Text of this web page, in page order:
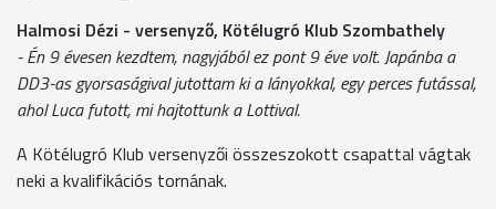
Halmosi Dézi - versenyző, Kötélugró Klub Szombathely
- Én 9 évesen kezdtem, nagyjából ez pont 9 éve volt. Japánba a
DD3-as gyorsaságival jutottam ki a lányokkal, egy perces futással,
ahol Luca futott, mi hajtottunk a Lottival.
A Kötélugró Klub versenyzői összeszokott csapattal vágtak
neki a kvalifikációs tornának.